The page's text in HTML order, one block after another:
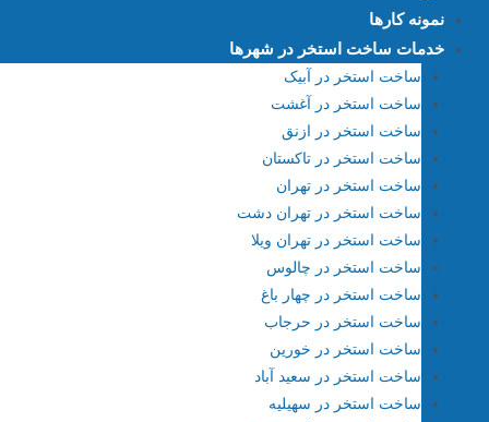
نمونه کارها
خدمات ساخت استخر در شهرها
ساخت استخر در آبیک
ساخت استخر در آغشت
ساخت استخر در ازنق
ساخت استخر در تاکستان
ساخت استخر در تهران
ساخت استخر در تهران دشت
ساخت استخر در تهران ویلا
ساخت استخر در چالوس
ساخت استخر در چهار باغ
ساخت استخر در حرجاب
ساخت استخر در خورین
ساخت استخر در سعید آباد
ساخت استخر در سهیلیه